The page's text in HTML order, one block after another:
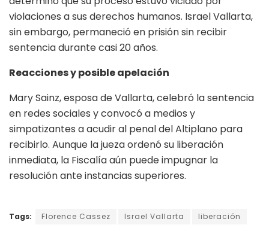
violaciones a sus derechos humanos. Israel Vallarta,
sin embargo, permaneció en prisión sin recibir
sentencia durante casi 20 años.
Reacciones y posible apelación
Mary Sainz, esposa de Vallarta, celebró la sentencia
en redes sociales y convocó a medios y
simpatizantes a acudir al penal del Altiplano para
recibirlo. Aunque la jueza ordenó su liberación
inmediata, la Fiscalía aún puede impugnar la
resolución ante instancias superiores.
Tags: Florence Cassez Israel Vallarta liberación